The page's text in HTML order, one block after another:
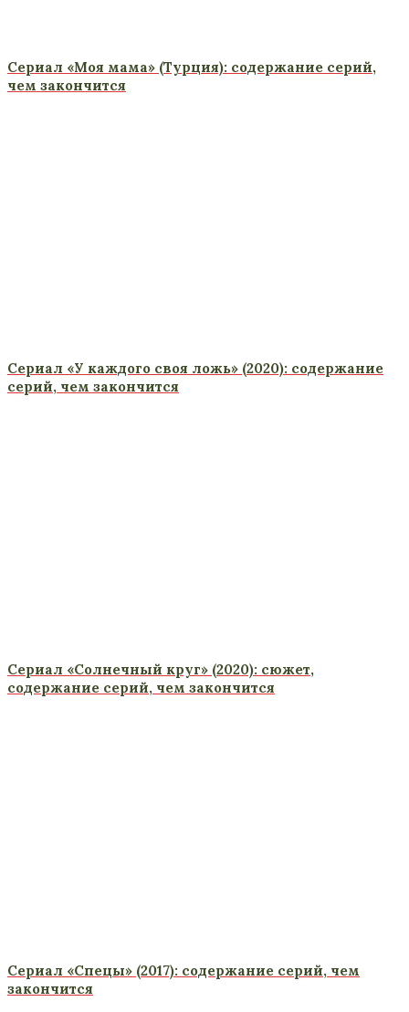
Сериал «Моя мама» (Турция): содержание серий,
чем закончится
Сериал «У каждого своя ложь» (2020): содержание
серий, чем закончится
Сериал «Солнечный круг» (2020): сюжет,
содержание серий, чем закончится
Сериал «Спецы» (2017): содержание серий, чем
закончится